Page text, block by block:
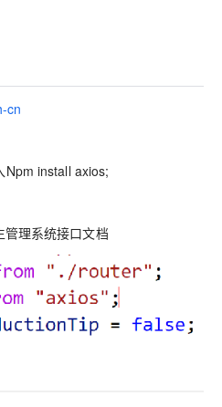
cn
Npm install axios;
理系统接口文档